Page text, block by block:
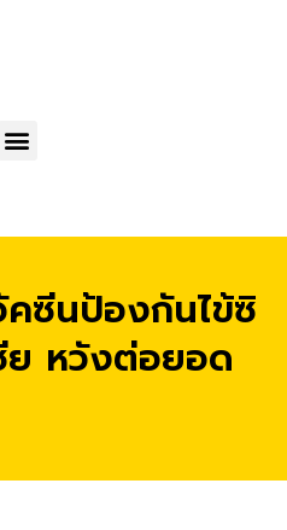
Menu
ซีนป้องกันไข้ซิ
ย หวังต่อยอด